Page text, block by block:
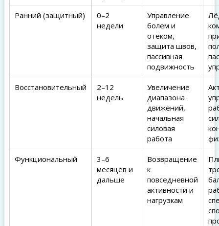
Ранний (защитный)
0–2
недели
Управление
болем и
отёком,
защита швов,
пассивная
подвижность
Восстановительный
2–12
недель
Увеличение
диапазона
движений,
начальная
силовая
работа
Функциональный
3–6
месяцев и
дальше
Возвращение
к
повседневной
активности и
нагрузкам